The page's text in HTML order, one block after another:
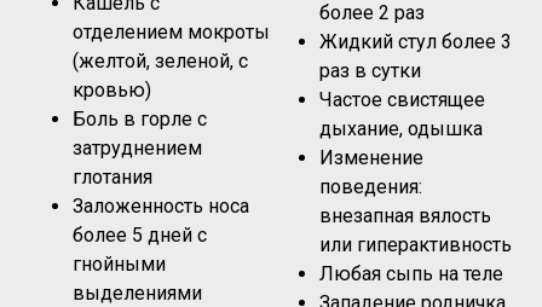
отделением мокроты
(желтой, зеленой, с
кровью)
Боль в горле с
затруднением
глотания
Заложенность носа
более 5 дней с
гнойными
выделениями
более 2 раз
Жидкий стул более 3
раз в сутки
Частое свистящее
дыхание, одышка
Изменение
поведения:
внезапная вялость
или гиперактивность
Любая сыпь на теле
Западение родничка